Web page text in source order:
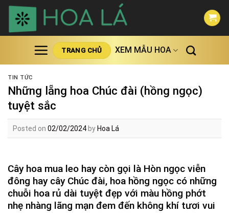
Skip
content
TRANG CHỦ XEM MẪU HOA
TIN TỨC
Những lẵng hoa Chúc đài (hồng ngọc)
tuyệt sắc
Posted on 02/02/2024 by Hoa Lá
Cây hoa mua leo hay còn gọi là Hòn ngọc viễn
đông hay cây Chúc đài, hoa hồng ngọc có những
chuỗi hoa rủ dài tuyệt đẹp với màu hồng phớt
nhẹ nhàng lãng mạn đem đến không khí tươi vui